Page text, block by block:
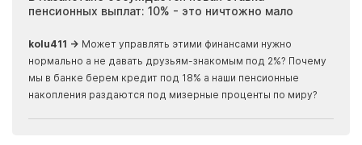
пенсионных выплат: 10% - это ничтожно мало
kolu411 → Может управлять этими финансами нужно
нормально а не давать друзьям-знакомым под 2%? Почему
мы в банке берем кредит под 18% а наши пенсионные
накопления раздаются под мизерные проценты по миру?